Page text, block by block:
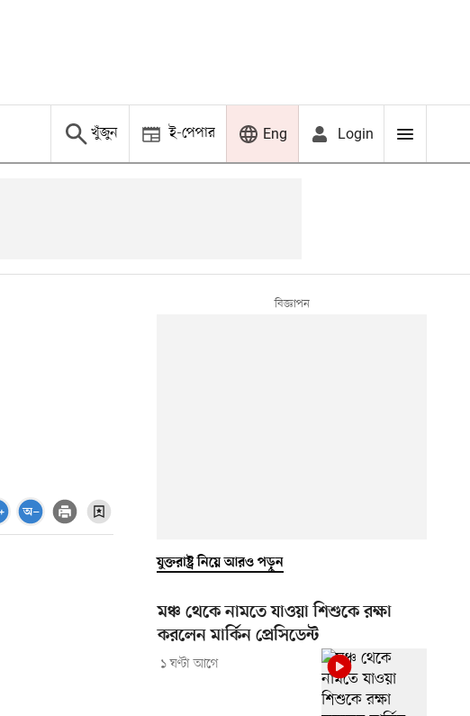
খুঁজুন ই-পেপার Eng Login
যুক্তরাষ্ট্র নিয়ে আরও পড়ুন
মঞ্চ থেকে নামতে যাওয়া শিশুকে রক্ষা
করলেন মার্কিন প্রেসিডেন্ট
১ ঘণ্টা আগে